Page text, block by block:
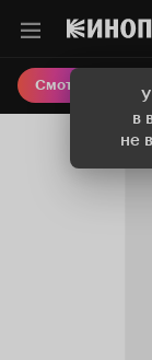
в
не
Смотреть кино